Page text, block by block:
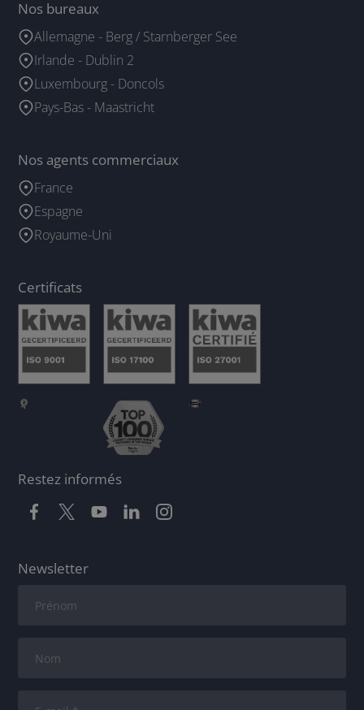
Nos bureaux
Allemagne - Berg / Starnberger See
Irlande - Dublin 2
Luxembourg - Doncols
Pays-Bas - Maastricht
Nos agents commerciaux
France
Espagne
Royaume-Uni
Certificats
Restez informés
Newsletter